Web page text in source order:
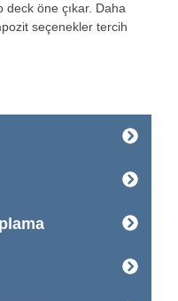
öne çıkar. Daha
seçenekler tercih